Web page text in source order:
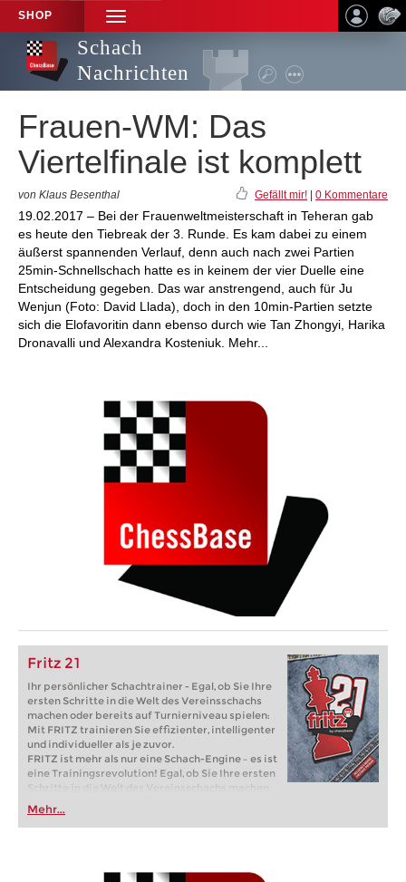
SHOP
TOGGLE
NAVIGATION
Schach
Nachrichten
Frauen-WM: Das
Viertelfinale ist komplett
von Klaus Besenthal Gefällt mir! 0 Kommentare
19.02.2017 – Bei der Frauenweltmeisterschaft in Teheran gab
es heute den Tiebreak der 3. Runde. Es kam dabei zu einem
äußerst spannenden Verlauf, denn auch nach zwei Partien
25min-Schnellschach hatte es in keinem der vier Duelle eine
Entscheidung gegeben. Das war anstrengend, auch für Ju
Wenjun (Foto: David Llada), doch in den 10min-Partien setzte
sich die Elofavoritin dann ebenso durch wie Tan Zhongyi, Harika
Dronavalli und Alexandra Kosteniuk. Mehr...
Fritz 21
Ihr persönlicher Schachtrainer - Egal, ob Sie Ihre
ersten Schritte in die Welt des Vereinsschachs
machen oder bereits auf Turnierniveau spielen:
Mit FRITZ trainieren Sie effizienter, intelligenter
und individueller als je zuvor.
FRITZ ist mehr als nur eine Schach-Engine – es ist
eine Trainingsrevolution! Egal, ob Sie Ihre ersten
Schritte in die Welt des Vereinsschachs machen
oder bereits auf Turnierniveau spielen: Mit
FRITZ trainieren Sie effizienter, intelligenter und
individueller als je zuvor.
Mehr...